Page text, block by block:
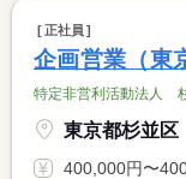
正社員
企画営業（東
特定非営利活動法人
東京都杉並区
400,000円〜400,000円 ※フルタイ